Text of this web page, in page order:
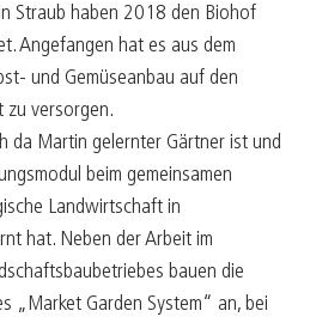
Straub haben 2018 den Biohof
Angefangen hat es aus dem
und Gemüseanbau auf den
zu versorgen.
da Martin gelernter Gärtner ist und
beim gemeinsamen
Landwirtschaft in
hat. Neben der Arbeit im
bauen die
„Market Garden System“ an, bei